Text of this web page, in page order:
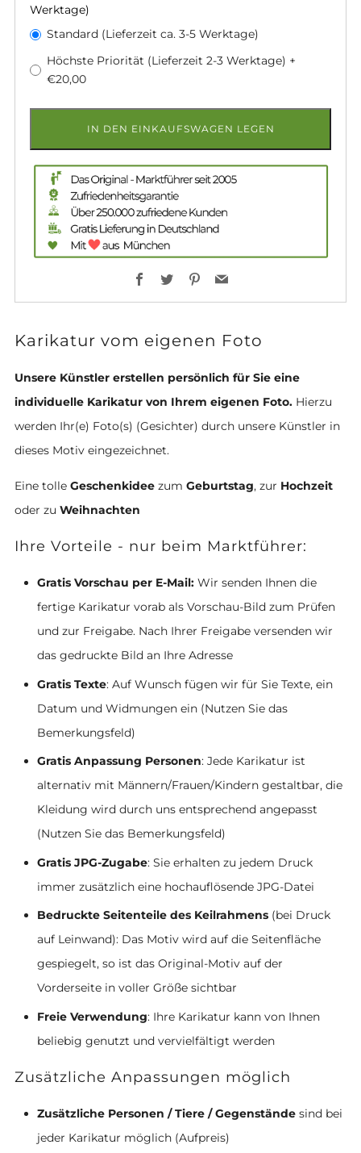
Werktage)
Standard (Lieferzeit ca. 3-5 Werktage)
Höchste Priorität (Lieferzeit 2-3 Werktage) +
€20,00
IN DEN EINKAUFSWAGEN LEGEN
Facebook
TwitterPinterest
Karikatur vom eigenen Foto
Unsere Künstler erstellen persönlich für Sie eine
individuelle Karikatur von Ihrem eigenen Foto. Hierzu
werden Ihr(e) Foto(s) (Gesichter) durch unsere Künstler in
dieses Motiv eingezeichnet.
Eine tolle Geschenkidee zum Geburtstag, zur Hochzeit
oder zu Weihnachten
Ihre Vorteile - nur beim Marktführer:
Gratis Vorschau per E-Mail: Wir senden Ihnen die
fertige Karikatur vorab als Vorschau-Bild zum Prüfen
und zur Freigabe. Nach Ihrer Freigabe versenden wir
das gedruckte Bild an Ihre Adresse
Gratis Texte: Auf Wunsch fügen wir für Sie Texte, ein
Datum und Widmungen ein (Nutzen Sie das
Bemerkungsfeld)
Gratis Anpassung Personen: Jede Karikatur ist
alternativ mit Männern/Frauen/Kindern gestaltbar, die
Kleidung wird durch uns entsprechend angepasst
(Nutzen Sie das Bemerkungsfeld)
Gratis JPG-Zugabe: Sie erhalten zu jedem Druck
immer zusätzlich eine hochauflösende JPG-Datei
Bedruckte Seitenteile des Keilrahmens (bei Druck
auf Leinwand): Das Motiv wird auf die Seitenfläche
gespiegelt, so ist das Original-Motiv auf der
Vorderseite in voller Größe sichtbar
Freie Verwendung: Ihre Karikatur kann von Ihnen
beliebig genutzt und vervielfältigt werden
Zusätzliche Anpassungen möglich
Zusätzliche Personen / Tiere / Gegenstände sind bei
jeder Karikatur möglich (Aufpreis)